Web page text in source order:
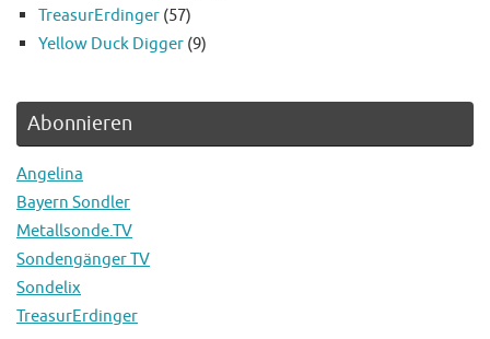
TreasurErdinger (57)
Yellow Duck Digger (9)
Abonnieren
Angelina
Bayern Sondler
Metallsonde.TV
Sondengänger TV
Sondelix
TreasurErdinger